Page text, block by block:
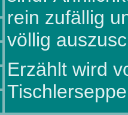
rein zufällig
völlig
Erzählt wird